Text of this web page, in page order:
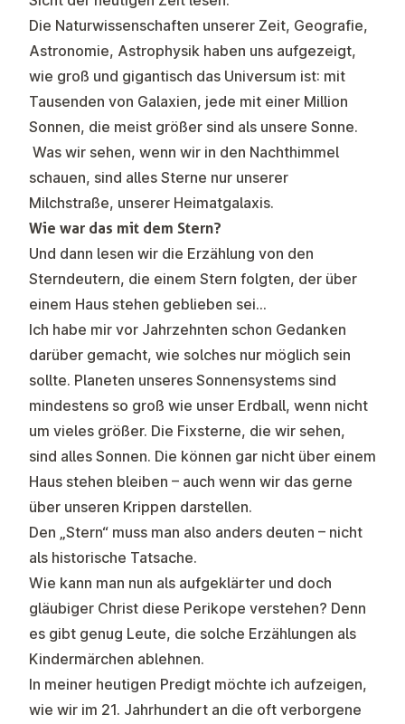
Die Naturwissenschaften unserer Zeit, Geografie,
Astronomie, Astrophysik haben uns aufgezeigt,
wie groß und gigantisch das Universum ist: mit
Tausenden von Galaxien, jede mit einer Million
Sonnen, die meist größer sind als unsere Sonne.
Was wir sehen, wenn wir in den Nachthimmel
schauen, sind alles Sterne nur unserer
Milchstraße, unserer Heimatgalaxis.
Wie war das mit dem Stern?
Und dann lesen wir die Erzählung von den
Sterndeutern, die einem Stern folgten, der über
einem Haus stehen geblieben sei…
Ich habe mir vor Jahrzehnten schon Gedanken
darüber gemacht, wie solches nur möglich sein
sollte. Planeten unseres Sonnensystems sind
mindestens so groß wie unser Erdball, wenn nicht
um vieles größer. Die Fixsterne, die wir sehen,
sind alles Sonnen. Die können gar nicht über einem
Haus stehen bleiben – auch wenn wir das gerne
über unseren Krippen darstellen.
Den „Stern“ muss man also anders deuten – nicht
als historische Tatsache.
Wie kann man nun als aufgeklärter und doch
gläubiger Christ diese Perikope verstehen? Denn
es gibt genug Leute, die solche Erzählungen als
Kindermärchen ablehnen.
In meiner heutigen Predigt möchte ich aufzeigen,
wie wir im 21. Jahrhundert an die oft verborgene